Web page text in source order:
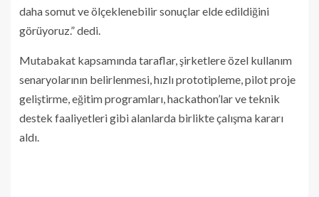
daha somut ve ölçeklenebilir sonuçlar elde edildiğini
görüyoruz.” dedi.
Mutabakat kapsamında taraflar, şirketlere özel kullanım
senaryolarının belirlenmesi, hızlı prototipleme, pilot proje
geliştirme, eğitim programları, hackathon’lar ve teknik
destek faaliyetleri gibi alanlarda birlikte çalışma kararı
aldı.